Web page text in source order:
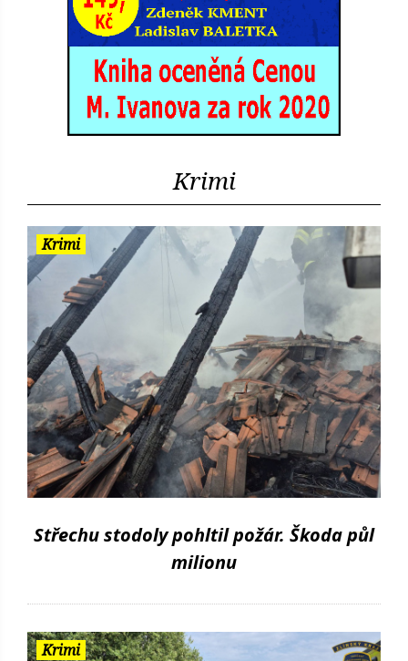
Krimi
Krimi
Střechu stodoly pohltil požár. Škoda půl
milionu
Krimi